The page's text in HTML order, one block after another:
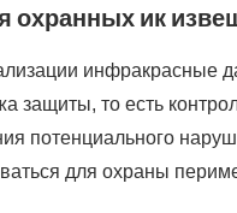
охранных ик
инфракрасные
защиты, то есть
потенциального
для охраны